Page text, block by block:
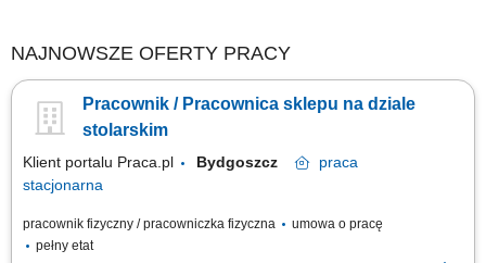
NAJNOWSZE OFERTY PRACY
Pracownik / Pracownica sklepu na dziale
stolarskim
Klient portalu Praca.pl Bydgoszcz
praca
stacjonarna
pracownik fizyczny / pracowniczka fizyczna
umowa o pracę
pełny etat